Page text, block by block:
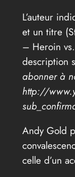
L’auteur
et un titre
– Heroin
description
abonner à
http://
Andy Gold
celle d’un